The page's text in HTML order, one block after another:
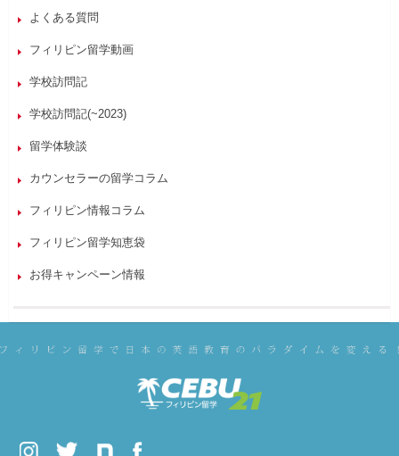
よくある質問
フィリピン留学動画
学校訪問記
学校訪問記(~2023)
留学体験談
カウンセラーの留学コラム
フィリピン情報コラム
フィリピン留学知恵袋
お得キャンペーン情報